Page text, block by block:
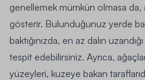
genellemek mümkün olmasa da,
gösterir. Bulunduğunuz yerde
baktığınızda, en az dalın
tespit edebilirsiniz. Ayrıca,
yüzeyleri, kuzeye bakan